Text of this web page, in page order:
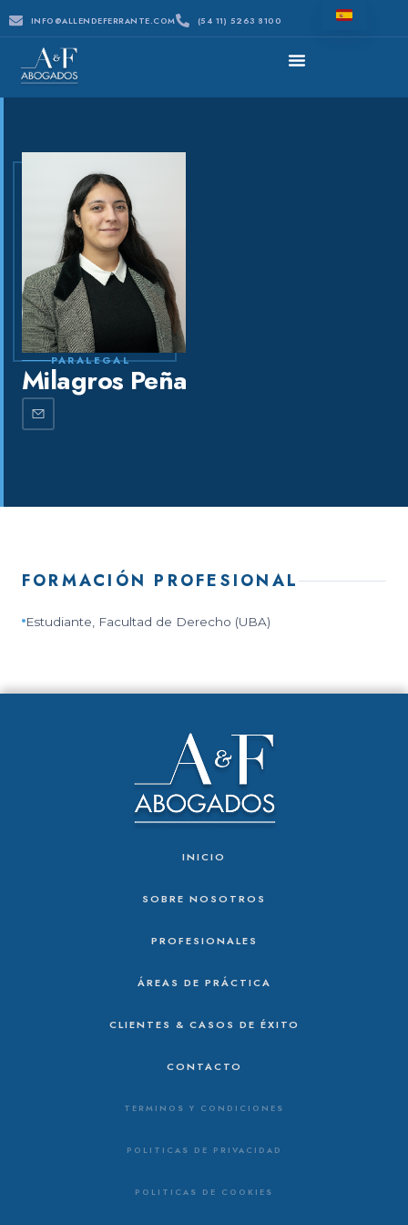
INFO@ALLENDEFERRANTE.COM (54 11) 5263 8100
PARALEGAL
Milagros Peña
FORMACIÓN PROFESIONAL
Estudiante, Facultad de Derecho (UBA)
INICIO
SOBRE NOSOTROS
PROFESIONALES
ÁREAS DE PRÁCTICA
CLIENTES & CASOS DE ÉXITO
CONTACTO
TERMINOS Y CONDICIONES
POLITICAS DE PRIVACIDAD
POLITICAS DE COOKIES